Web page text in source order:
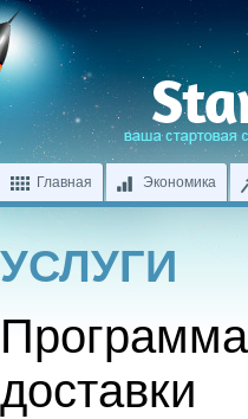
Главная Экономика
УСЛУГИ
доставки